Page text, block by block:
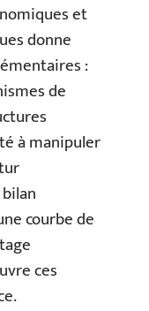
et
donne
:
de
à manipuler
courbe de
ces